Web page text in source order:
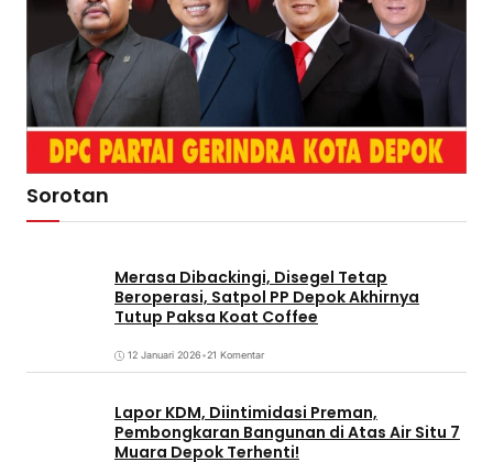
Sorotan
Merasa Dibackingi, Disegel Tetap
Beroperasi, Satpol PP Depok Akhirnya
Tutup Paksa Koat Coffee
12 Januari 2026•21 Komentar
Lapor KDM, Diintimidasi Preman,
Pembongkaran Bangunan di Atas Air Situ 7
Muara Depok Terhenti!